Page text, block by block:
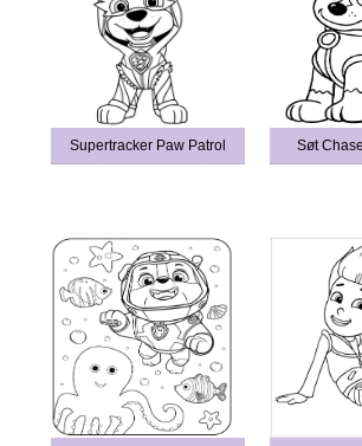
Supertracker Paw Patrol Søt